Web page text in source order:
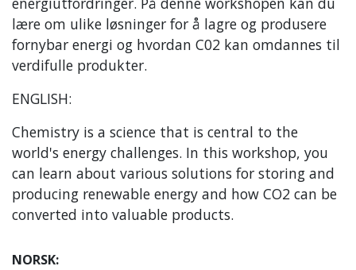
lære om ulike løsninger for å lagre og produsere
fornybar energi og hvordan C02 kan omdannes til
verdifulle produkter.
ENGLISH:
Chemistry is a science that is central to the
world's energy challenges. In this workshop, you
can learn about various solutions for storing and
producing renewable energy and how CO2 can be
converted into valuable products.
NORSK: